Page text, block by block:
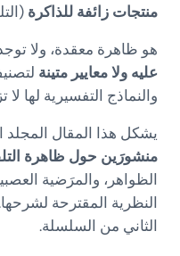
منتجات زائفة للذاكرة
هو ظاهرة معقدة، ولا
عليه ولا معايير متينة
والنماذج التفسيرية لها لا
يشكل هذا المقال
منشورَين حول ظاهرة
الظواهر، والمرَضية
النظرية المقترحة
الثاني من السلسلة.